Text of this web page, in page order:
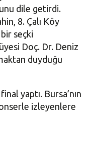
dile getirdi.
8. Çalı Köy
seçki
Doç. Dr. Deniz
duyduğu
yaptı. Bursa’nın
izleyenlere